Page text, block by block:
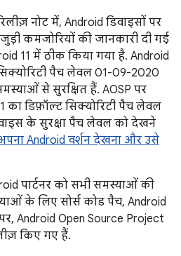
नोट में, Android डिवाइसों पर
कमजोरियों की जानकारी दी गई
11 में ठीक किया गया है. Android
पैच लेवल 01-09-2020
से सुरक्षित हैं. AOSP पर
का डिफ़ॉल्ट सिक्योरिटी पैच लेवल
के सुरक्षा पैच लेवल को देखने
Android वर्शन देखना और उसे
पार्टनर को सभी समस्याओं की
के लिए सोर्स कोड पैच, Android
Android Open Source Project
किए गए हैं.